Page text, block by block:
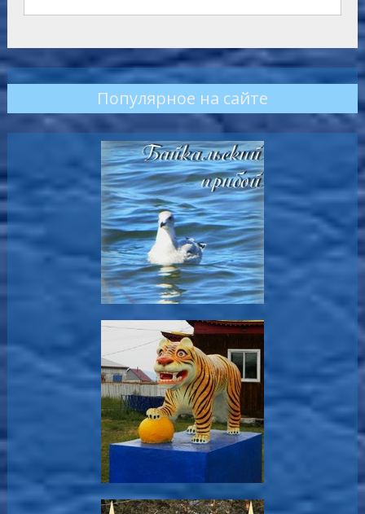
Популярное на сайте